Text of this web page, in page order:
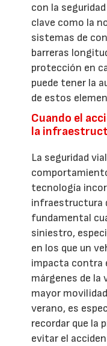
con la
clave como la
sistemas de
barreras
protección en
puede tener la
de estos
Cuando el
la
La seguridad
tecnología
infraestructura
fundamental
siniestro,
en los que un
impacta contra
márgenes de la
mayor
verano, es
recordar que la
evitar el